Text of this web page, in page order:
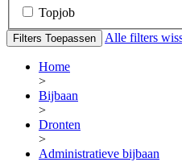
Topjob
Filters Toepassen Alle filters
Home
>
Bijbaan
>
Dronten
>
Administratieve bijbaan